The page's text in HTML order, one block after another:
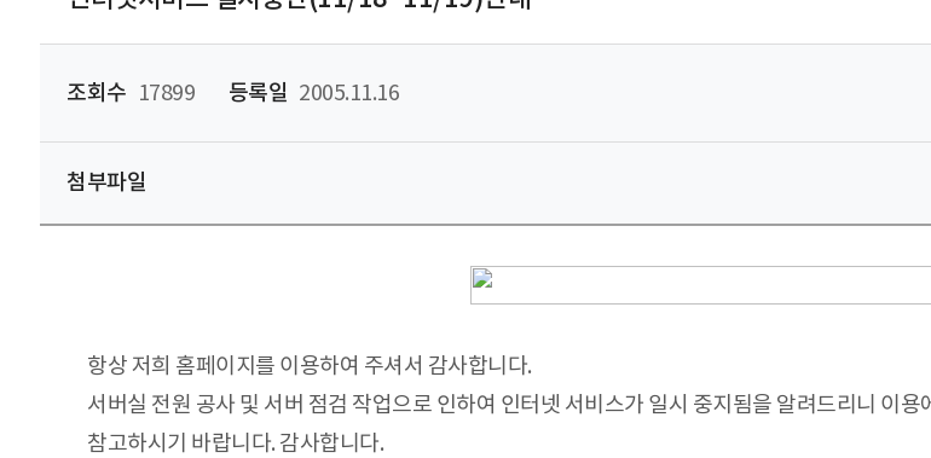
조회수 17899 등록일 2005.11.16
첨부파일
항상 저희 홈페이지를 이용하여 주셔서 감사합니다.
서버실 전원 공사 및 서버 점검 작업으로 인하여 인터넷 서비스가 일시 중지됨을 알려드리니 이용에
참고하시기 바랍니다. 감사합니다.